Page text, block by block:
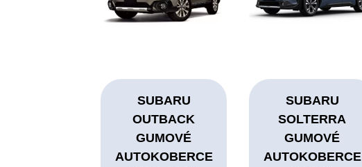
SUBARU
OUTBACK
GUMOVÉ
AUTOKOBERCE
SUBARU
SOLTERRA
GUMOVÉ
AUTOKOBERCE